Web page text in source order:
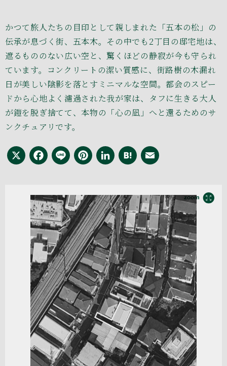
かつて旅人たちの目印として親しまれた「五本の松」の
伝承が息づく街、五本木。その中でも2丁目の邸宅地は、
遮るもののない広い空と、驚くほどの静寂が今も守られ
ています。コンクリートの潔い質感に、街路樹の木漏れ
日が美しい陰影を落とすミニマルな空間。都会のスピー
ドから心地よく濾過された我が家は、タフに生きる大人
が鎧を脱ぎ捨てて、本物の「心の凪」へと還るためのサ
ンクチュアリです。
X Facebook
LinePinterest
LinkedIn
Hatena